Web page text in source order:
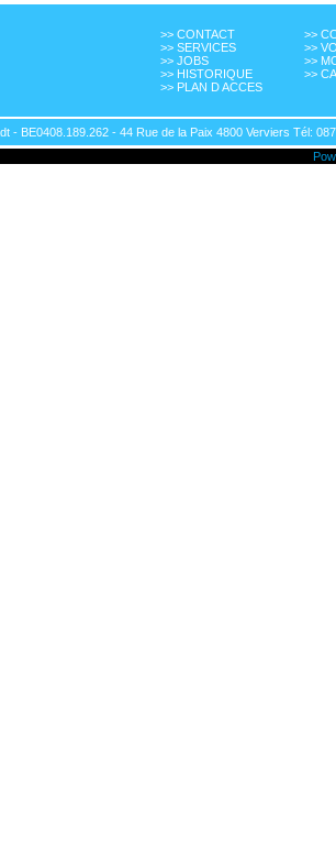
>> CONTACT
>> SERVICES
>> JOBS
>> HISTORIQUE
>> PLAN D ACCES
>>
>>
>>
>>
- BE0408.189.262 - 44 Rue de la Paix 4800 Verviers Tél: